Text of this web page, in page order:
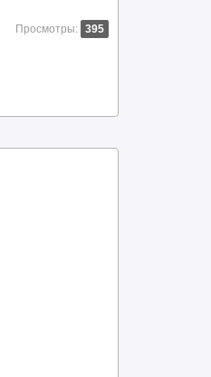
Просмотры: 395